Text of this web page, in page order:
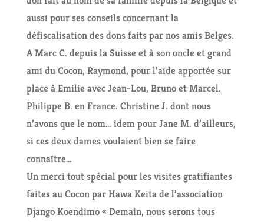
aussi pour ses conseils concernant la
défiscalisation des dons faits par nos amis Belges.
A Marc C. depuis la Suisse et à son oncle et grand
ami du Cocon, Raymond, pour l’aide apportée sur
place à Emilie avec Jean-Lou, Bruno et Marcel.
Philippe B. en France. Christine J. dont nous
n’avons que le nom… idem pour Jane M. d’ailleurs,
si ces deux dames voulaient bien se faire
connaître…
Un merci tout spécial pour les visites gratifiantes
faites au Cocon par Hawa Keita de l’association
Django Koendimo « Demain, nous serons tous